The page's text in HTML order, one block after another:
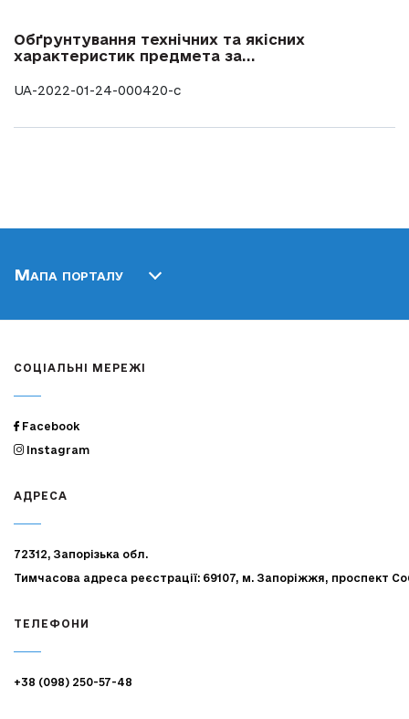
Обґрунтування технічних та якісних
характеристик предмета за...
UA-2022-01-24-000420-c
Мапа порталу
СОЦІАЛЬНІ МЕРЕЖІ
Facebook
Instagram
АДРЕСА
72312, Запорізька обл.
Тимчасова адреса реєстрації: 69107, м. Запоріжжя, проспект
ТЕЛЕФОНИ
+38 (098) 250-57-48